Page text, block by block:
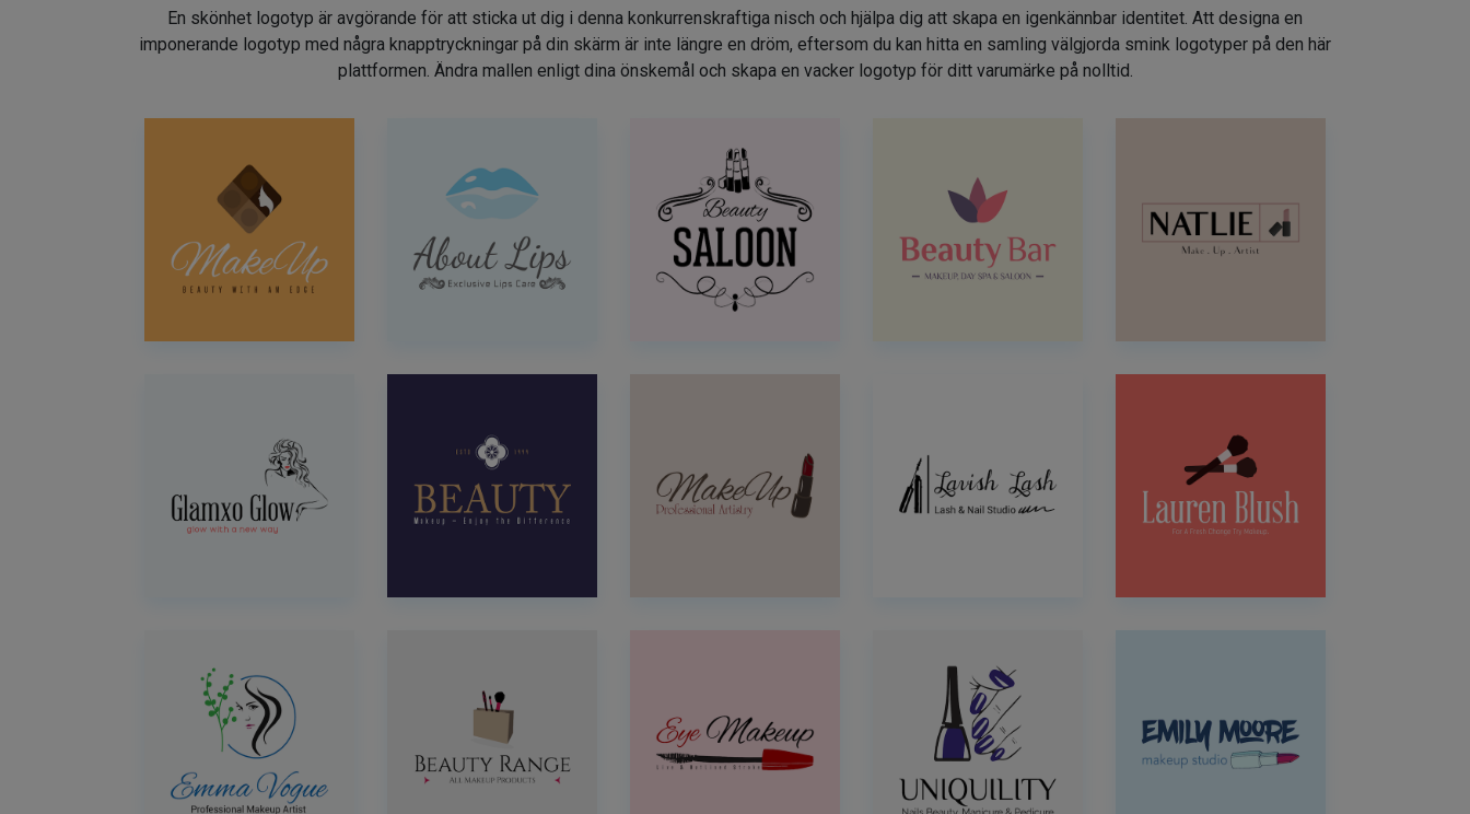
En skönhet logotyp är avgörande för att sticka ut dig i denna konkurrenskraftiga nisch och hjälpa dig att skapa en igenkännbar identitet. Att designa en
imponerande logotyp med några knapptryckningar på din skärm är inte längre en dröm, eftersom du kan hitta en samling välgjorda smink logotyper på den här
plattformen. Ändra mallen enligt dina önskemål och skapa en vacker logotyp för ditt varumärke på nolltid.